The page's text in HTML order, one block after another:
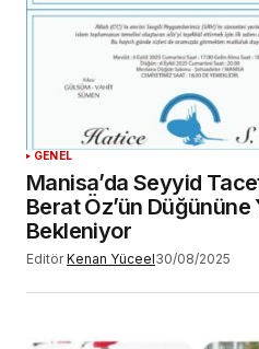
GENEL
Manisa’da Seyyid
Berat Öz’ün Düğününe
Bekleniyor
Editör Kenan Yüceel30/08/2025